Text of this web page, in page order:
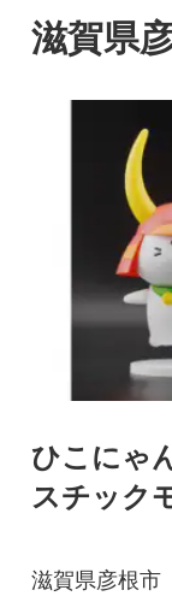
滋賀県
ひこにゃ
スチック
滋賀県彦根市